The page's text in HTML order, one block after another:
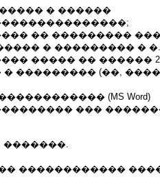
� ������
�� ���������
� ��������� �
����� �� ������
��������� (��,
(MS Word)
���
�������.
������������